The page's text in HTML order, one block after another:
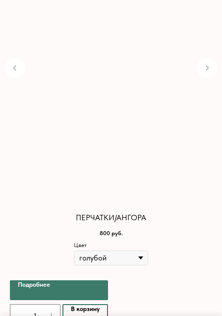
ПЕРЧАТКИ/АНГОРА
800 руб.
Цвет
Подробнее
В корзину